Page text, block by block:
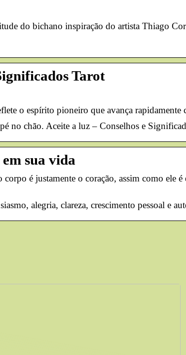
do bichano inspiração do artista Thiago
Tarot
o espírito pioneiro que avança
no chão. Aceite a luz – Conselhos e
sua vida
é justamente o coração, assim como ele é
alegria, clareza, crescimento pessoal e